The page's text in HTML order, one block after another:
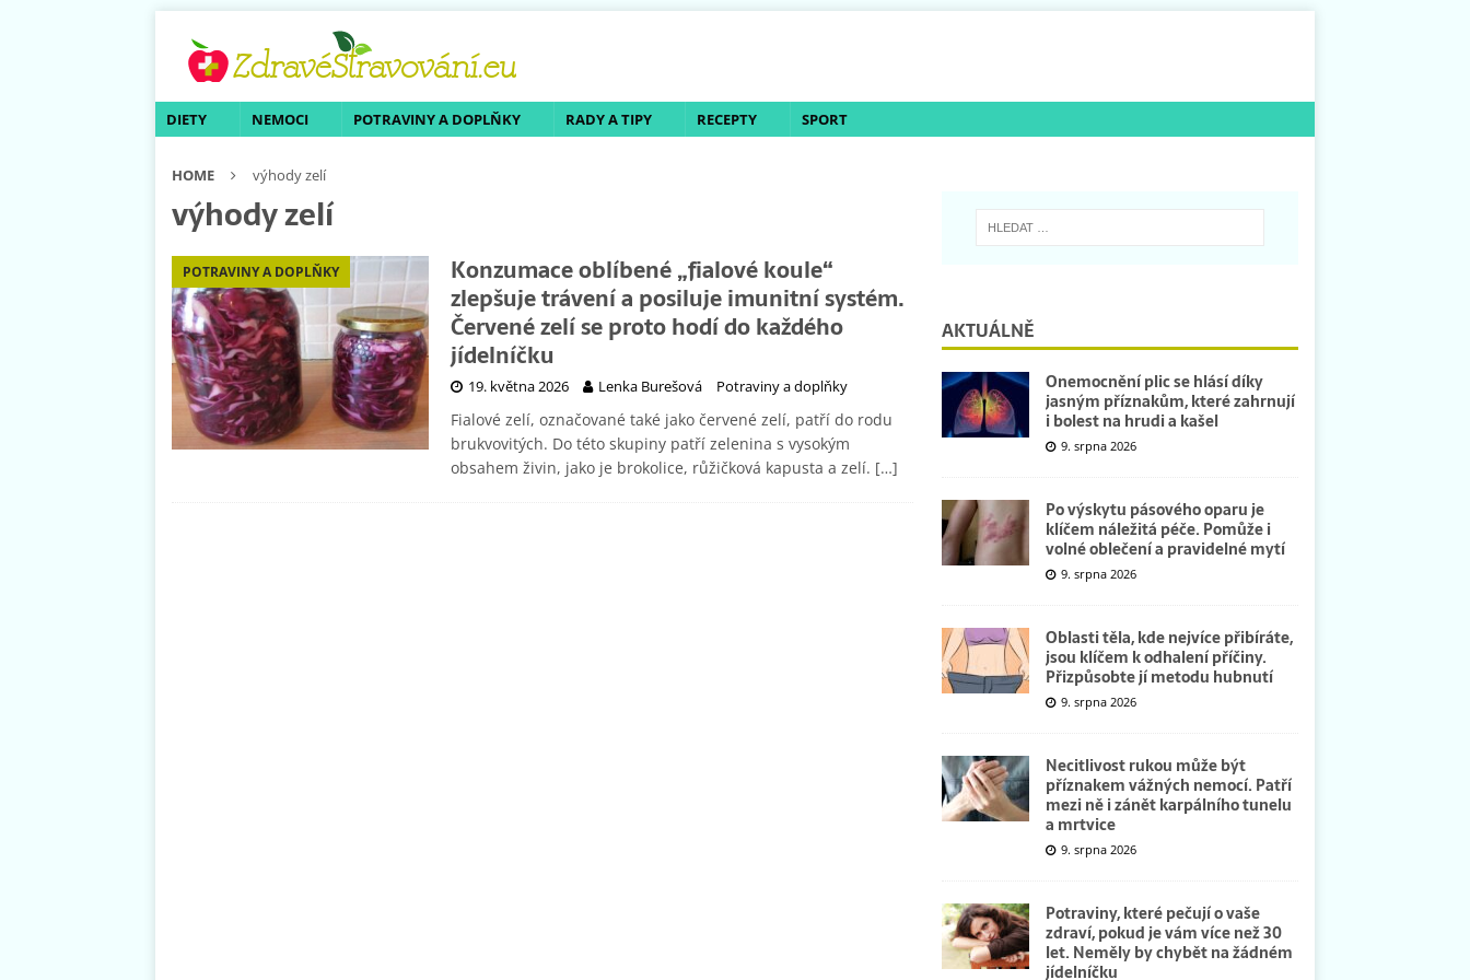
DIETY NEMOCI POTRAVINY A DOPLŇKY RADY A TIPY RECEPTY SPORT
HOME výhody zelí
výhody zelí
POTRAVINY A DOPLŇKY
Konzumace oblíbené „fialové koule“
zlepšuje trávení a posiluje imunitní systém.
Červené zelí se proto hodí do každého
jídelníčku
19. května 2026 Lenka Burešová Potraviny a doplňky
Fialové zelí, označované také jako červené zelí, patří do rodu
brukvovitých. Do této skupiny patří zelenina s vysokým
obsahem živin, jako je brokolice, růžičková kapusta a zelí. […]
AKTUÁLNĚ
Onemocnění plic se hlásí díky
jasným příznakům, které zahrnují
i bolest na hrudi a kašel
9. srpna 2026
Po výskytu pásového oparu je
klíčem náležitá péče. Pomůže i
volné oblečení a pravidelné mytí
9. srpna 2026
Oblasti těla, kde nejvíce přibíráte,
jsou klíčem k odhalení příčiny.
Přizpůsobte jí metodu hubnutí
9. srpna 2026
Necitlivost rukou může být
příznakem vážných nemocí. Patří
mezi ně i zánět karpálního tunelu
a mrtvice
9. srpna 2026
Potraviny, které pečují o vaše
zdraví, pokud je vám více než 30
let. Neměly by chybět na žádném
jídelníčku